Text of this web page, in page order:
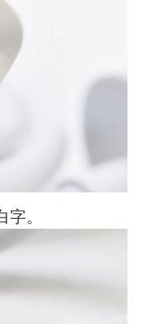
。